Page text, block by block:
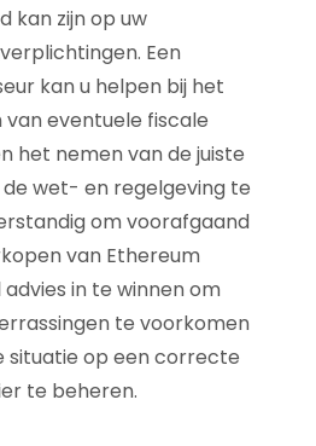
kan zijn op uw
Een
kan u helpen bij het
eventuele fiscale
het nemen van de juiste
wet- en regelgeving te
om voorafgaand
van Ethereum
in te winnen om
te voorkomen
situatie op een correcte
te beheren.